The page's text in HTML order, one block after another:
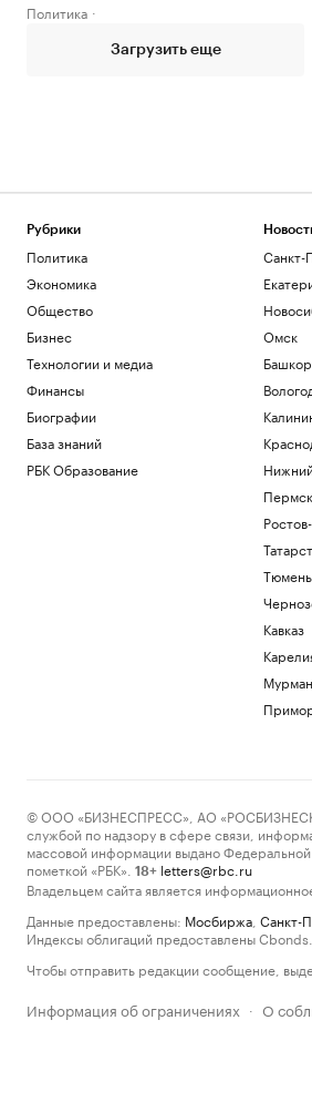
Политика
Загрузить еще
Рубрики
Политика
Экономика
Общество
Бизнес
Технологии и медиа
Финансы
Биографии
База знаний
РБК Образование
Санкт-
Омск
Тюмень
Кавказ
© ООО «БИЗНЕСПРЕСС», АО
службой по надзору в сфере связи,
массовой информации выдано
пометкой «РБК».
18+ letters@rbc.ru
Владельцем сайта является
Данные предоставлены: Мосбиржа Санкт-
Индексы облигаций предоставлены Cbonds.
Чтобы отправить редакции сообщение,
Информация об ограничениях · О